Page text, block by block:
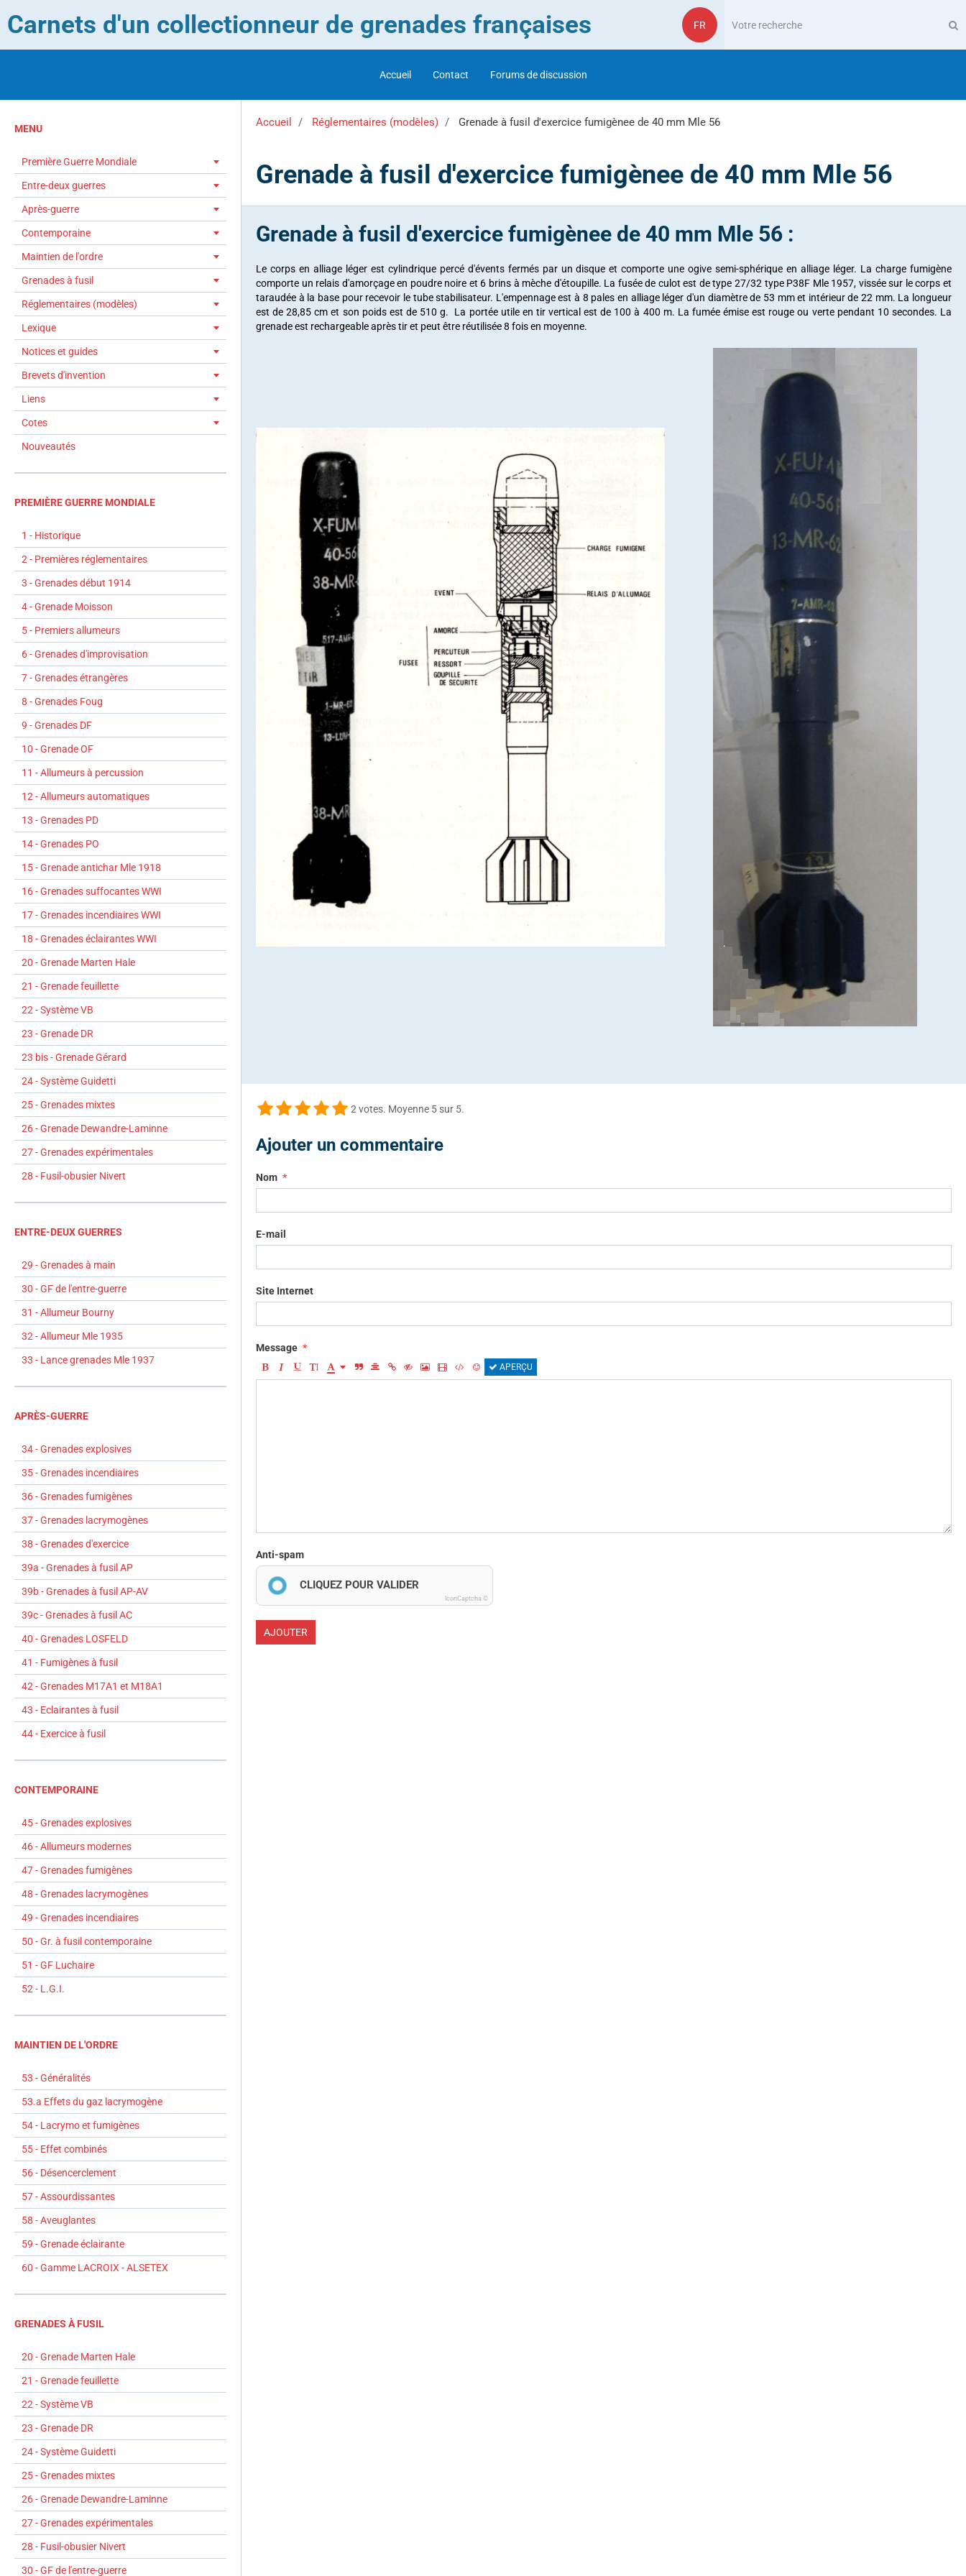
Carnets d'un collectionneur de grenades françaises FR
Accueil Contact Forums de discussion
Accueil Réglementaires (modèles) Grenade à fusil d'exercice fumigènee de 40 mm Mle 56
Grenade à fusil d'exercice fumigènee de 40 mm Mle 56
Grenade à fusil d'exercice fumigènee de 40 mm Mle 56 :
Le corps en alliage léger est cylindrique percé d'évents fermés par un disque et comporte une ogive semi-sphérique en alliage léger. La charge fumigène
comporte un relais d'amorçage en poudre noire et 6 brins à mèche d'étoupille. La fusée de culot est de type 27/32 type P38F Mle 1957, vissée sur le corps et
taraudée à la base pour recevoir le tube stabilisateur. L'empennage est à 8 pales en alliage léger d'un diamètre de 53 mm et intérieur de 22 mm. La longueur
est de 28,85 cm et son poids est de 510 g. La portée utile en tir vertical est de 100 à 400 m. La fumée émise est rouge ou verte pendant 10 secondes. La
grenade est rechargeable après tir et peut être réutilisée 8 fois en moyenne.
2 votes. Moyenne 5 sur 5.
Ajouter un commentaire
Nom
E-mail
Site Internet
Message
APERÇU
Anti-spam
CLIQUEZ POUR VALIDER
IconCaptcha ©
AJOUTER
MENU
Première Guerre Mondiale
Entre-deux guerres
Après-guerre
Contemporaine
Maintien de l'ordre
Grenades à fusil
Réglementaires (modèles)
Lexique
Notices et guides
Brevets d'invention
Liens
Cotes
Nouveautés
PREMIÈRE GUERRE MONDIALE
1 - Historique
2 - Premières réglementaires
3 - Grenades début 1914
4 - Grenade Moisson
5 - Premiers allumeurs
6 - Grenades d'improvisation
7 - Grenades étrangères
8 - Grenades Foug
9 - Grenades DF
10 - Grenade OF
11 - Allumeurs à percussion
12 - Allumeurs automatiques
13 - Grenades PD
14 - Grenades PO
15 - Grenade antichar Mle 1918
16 - Grenades suffocantes WWI
17 - Grenades incendiaires WWI
18 - Grenades éclairantes WWI
20 - Grenade Marten Hale
21 - Grenade feuillette
22 - Système VB
23 - Grenade DR
23 bis - Grenade Gérard
24 - Système Guidetti
25 - Grenades mixtes
26 - Grenade Dewandre-Laminne
27 - Grenades expérimentales
28 - Fusil-obusier Nivert
ENTRE-DEUX GUERRES
29 - Grenades à main
30 - GF de l'entre-guerre
31 - Allumeur Bourny
32 - Allumeur Mle 1935
33 - Lance grenades Mle 1937
APRÈS-GUERRE
34 - Grenades explosives
35 - Grenades incendiaires
36 - Grenades fumigènes
37 - Grenades lacrymogènes
38 - Grenades d'exercice
39a - Grenades à fusil AP
39b - Grenades à fusil AP-AV
39c - Grenades à fusil AC
40 - Grenades LOSFELD
41 - Fumigènes à fusil
42 - Grenades M17A1 et M18A1
43 - Eclairantes à fusil
44 - Exercice à fusil
CONTEMPORAINE
45 - Grenades explosives
46 - Allumeurs modernes
47 - Grenades fumigènes
48 - Grenades lacrymogènes
49 - Grenades incendiaires
50 - Gr. à fusil contemporaine
51 - GF Luchaire
52 - L.G.I.
MAINTIEN DE L'ORDRE
53 - Généralités
53.a Effets du gaz lacrymogène
54 - Lacrymo et fumigènes
55 - Effet combinés
56 - Désencerclement
57 - Assourdissantes
58 - Aveuglantes
59 - Grenade éclairante
60 - Gamme LACROIX - ALSETEX
GRENADES À FUSIL
20 - Grenade Marten Hale
21 - Grenade feuillette
22 - Système VB
23 - Grenade DR
24 - Système Guidetti
25 - Grenades mixtes
26 - Grenade Dewandre-Laminne
27 - Grenades expérimentales
28 - Fusil-obusier Nivert
30 - GF de l'entre-guerre